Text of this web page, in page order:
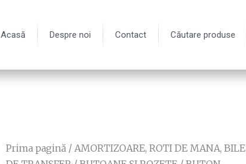
Acasă Despre noi Contact Căutare produse
Prima pagină / AMORTIZOARE, ROTI DE MANA, BILE